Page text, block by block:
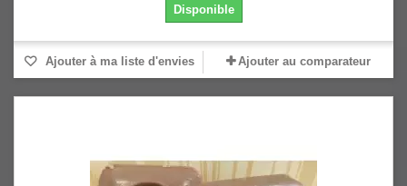
Disponible
Ajouter à ma liste d'envies Ajouter au comparateur